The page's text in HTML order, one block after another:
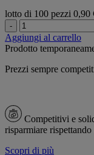
lotto di 100 pezzi 0,90
-
Aggiungi al carrello
Prodotto
Prezzi sempre
Competitivi e
risparmiare
Scopri di più